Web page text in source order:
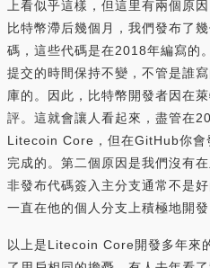
上看似乎這樣，但這里有兩個原
比特幣滯后幾個月，我們發布了
碼，這些代碼是在2018年編寫的
提交的時間保持不變，不管是誰
庫的。因此，比特幣開發者因在
評。這就會讓人看起來，盡管在
Litecoin Core，但在GitHub你會
完成的。第二個原因是我們沒有
非發布代碼簽入主分支通常不是
一直在他的個人分支上積極地開
以上是Litecoin Core開發多年來